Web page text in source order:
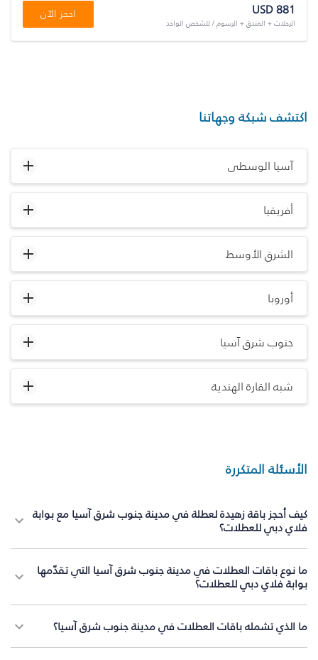
USD 881
الرحلات + الفندق + الرسوم / للشخص الواحد
احجز الآن
اكتشف شبكة وجهاتنا
آسيا الوسطى
أفريقيا
الشرق الأوسط
أوروبا
جنوب شرق آسيا
شبه القارة الهندية
الأسئلة المتكررة
كيف أحجز باقة زهيدة لعطلة في مدينة جنوب شرق آسيا مع بوابة
فلاي دبي للعطلات؟
ما نوع باقات العطلات في مدينة جنوب شرق آسيا التي تقدّمها
بوابة فلاي دبي للعطلات؟
ما الذي تشمله باقات العطلات في مدينة جنوب شرق آسيا؟